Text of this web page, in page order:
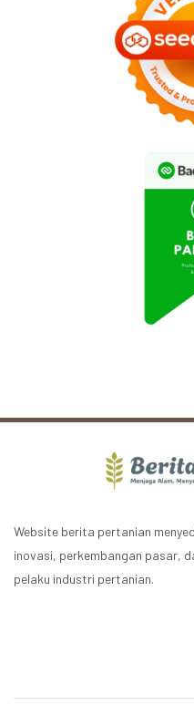
Website berita pertanian
inovasi, perkembangan pasar,
pelaku industri pertanian.